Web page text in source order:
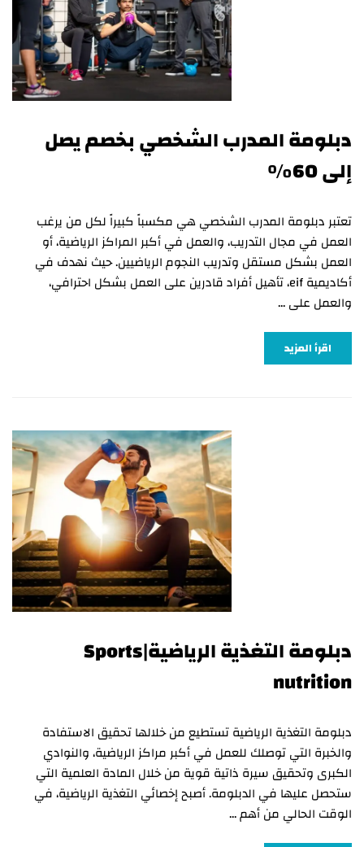
دبلومة المدرب الشخصي بخصم يصل
إلى 60%
تعتبر دبلومة المدرب الشخصي هي مكسباً كبيراً لكل من يرغب
العمل في مجال التدريب، والعمل في أكبر المراكز الرياضية، أو
العمل بشكل مستقل وتدريب النجوم الرياضيين. حيث نهدف في
أكاديمية eif، تأهيل أفراد قادرين على العمل بشكل احترافي،
والعمل على …
اقرأ المزيد
دبلومة التغذية الرياضية|Sports
nutrition
دبلومة التغذية الرياضية تستطيع من خلالها تحقيق الاستفادة
والخبرة التي توصلك للعمل في أكبر مراكز الرياضية، والنوادي
الكبرى وتحقيق سيرة ذاتية قوية من خلال المادة العلمية التي
ستحصل عليها في الدبلومة. أصبح إخصائي التغذية الرياضية، في
الوقت الحالي من أهم …